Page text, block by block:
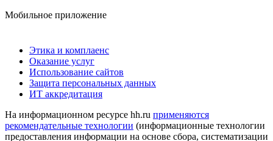
Мобильное приложение
Этика и комплаенс
Оказание услуг
Использование сайтов
Защита персональных данных
ИТ аккредитация
На информационном ресурсе hh.ru применяются
рекомендательные технологии (информационные технологии
предоставления информации на основе сбора, систематизации